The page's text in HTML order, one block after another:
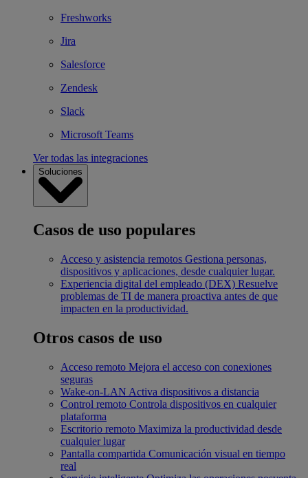
Freshworks
Jira
Salesforce
Zendesk
Slack
Microsoft Teams
Ver todas las integraciones
Soluciones
Casos de uso populares
Acceso y asistencia remotos Gestiona personas,
dispositivos y aplicaciones, desde cualquier lugar.
Experiencia digital del empleado (DEX) Resuelve
problemas de TI de manera proactiva antes de que
impacten en la productividad.
Otros casos de uso
Acceso remoto Mejora el acceso con conexiones
seguras
Wake-on-LAN Activa dispositivos a distancia
Control remoto Controla dispositivos en cualquier
plataforma
Escritorio remoto Maximiza la productividad desde
cualquier lugar
Pantalla compartida Comunicación visual en tiempo
real